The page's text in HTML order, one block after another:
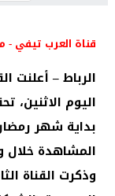
قناة العرب تيفي -
اليوم
المشاهدة خلال وقت
وذكرت القناة